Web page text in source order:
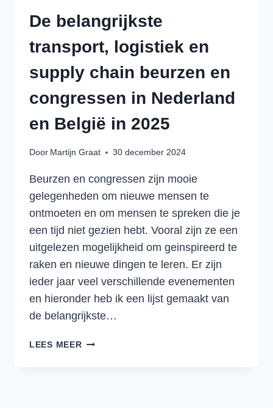
De belangrijkste
transport, logistiek en
supply chain beurzen en
congressen in Nederland
en België in 2025
Door Martijn Graat 30 december 2024
Beurzen en congressen zijn mooie
gelegenheden om nieuwe mensen te
ontmoeten en om mensen te spreken die je
een tijd niet gezien hebt. Vooral zijn ze een
uitgelezen mogelijkheid om geinspireerd te
raken en nieuwe dingen te leren. Er zijn
ieder jaar veel verschillende evenementen
en hieronder heb ik een lijst gemaakt van
de belangrijkste…
LEES MEERDE